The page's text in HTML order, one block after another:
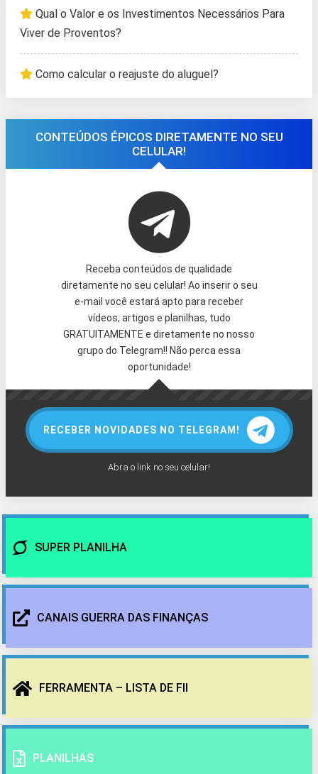
Qual o Valor e os Investimentos Necessários Para
Viver de Proventos?
Como calcular o reajuste do aluguel?
CONTEÚDOS ÉPICOS DIRETAMENTE NO SEU
CELULAR!
Receba conteúdos de qualidade
diretamente no seu celular! Ao inserir o seu
e-mail você estará apto para receber
vídeos, artigos e planilhas, tudo
GRATUITAMENTE e diretamente no nosso
grupo do Telegram!! Não perca essa
oportunidade!
RECEBER NOVIDADES NO TELEGRAM!
Abra o link no seu celular!
SUPER PLANILHA
CANAIS GUERRA DAS FINANÇAS
FERRAMENTA – LISTA DE FII
PLANILHAS